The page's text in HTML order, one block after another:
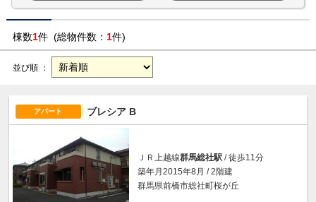
棟数1件 (総物件数： 1件)
並び順 ：
アパート ブレシア B
ＪＲ上越線群馬総社駅 / 徒歩11分
築年月2015年8月 / 2階建
群馬県前橋市総社町桜が丘